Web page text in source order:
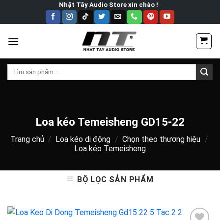
Nhật Tây Audio Store xin chào !
Tìm
Loa kéo Temeisheng GD15-22
Trang chủ / Loa kéo di động / Chọn theo thương hiệu /
Loa kéo Temeisheng
BỘ LỌC SẢN PHẨM